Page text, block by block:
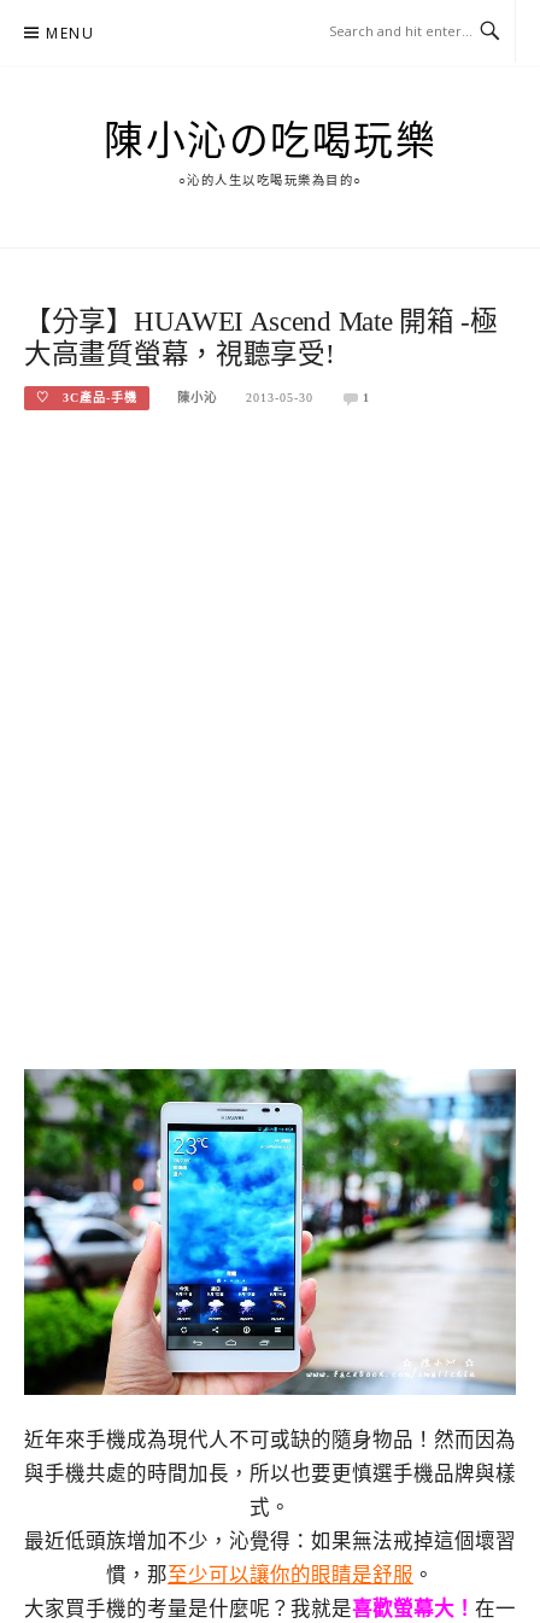
MENU
陳小沁の吃喝玩樂
○沁的人生以吃喝玩樂為目的○
【分享】HUAWEI Ascend Mate 開箱 -極
大高畫質螢幕，視聽享受!
♡ 3C產品-手機 陳小沁 2013-05-30 1
近年來手機成為現代人不可或缺的隨身物品！然而因為
與手機共處的時間加長，所以也要更慎選手機品牌與樣
式。
最近低頭族增加不少，沁覺得：如果無法戒掉這個壞習
慣，那至少可以讓你的眼睛是舒服 。
大家買手機的考量是什麼呢？我就是喜歡螢幕大！ 在一